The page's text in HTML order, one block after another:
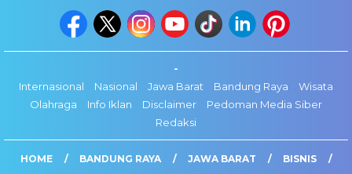
-
Internasional
Nasional Jawa Barat Bandung Raya
Wisata
Olahraga
Info Iklan Disclaimer
Pedoman Media Siber
Redaksi
HOME BANDUNG RAYA JAWA BARAT
BISNIS